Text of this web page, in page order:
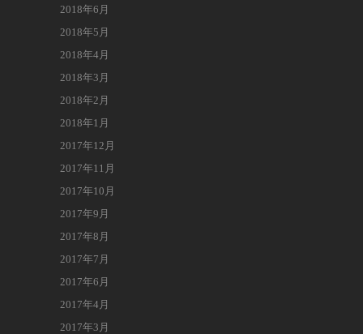
2018年6月
2018年5月
2018年4月
2018年3月
2018年2月
2018年1月
2017年12月
2017年11月
2017年10月
2017年9月
2017年8月
2017年7月
2017年6月
2017年4月
2017年3月